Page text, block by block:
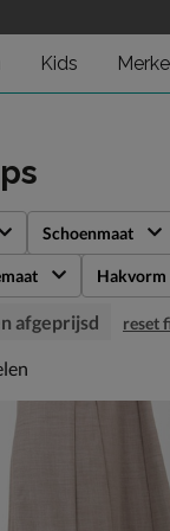
Kids
Schoenmaat
Hakvorm
afgeprijsd reset